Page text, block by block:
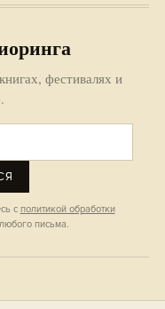
фестивалях и
с политикой обработки
письма.